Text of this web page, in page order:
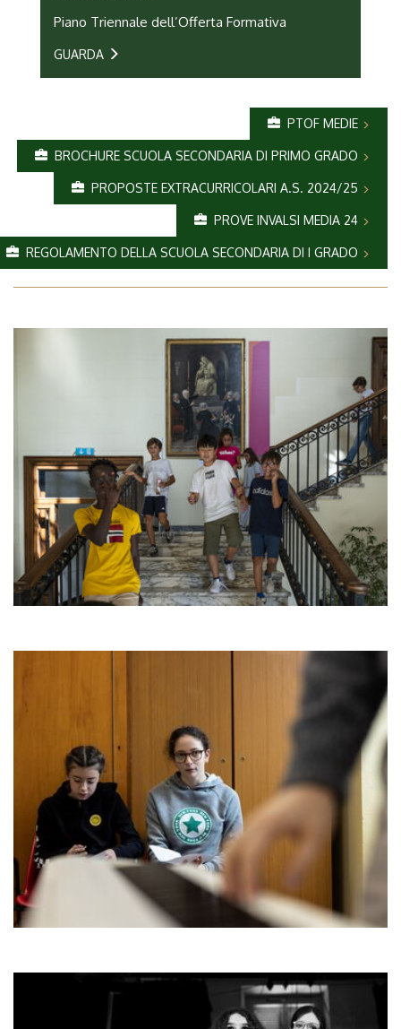
Piano Triennale dell’Offerta Formativa
GUARDA
PTOF MEDIE
BROCHURE SCUOLA SECONDARIA DI PRIMO GRADO
PROPOSTE EXTRACURRICOLARI A.S. 2024/25
PROVE INVALSI MEDIA 24
REGOLAMENTO DELLA SCUOLA SECONDARIA DI I GRADO